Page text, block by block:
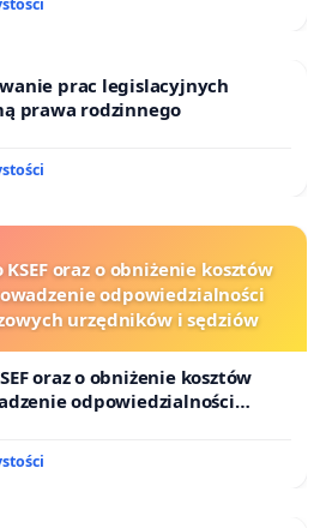
prac legislacyjnych
prawa rodzinnego
oraz o obniżenie kosztów
odpowiedzialności
urzędników i sędziów
oraz o obniżenie kosztów
odpowiedzialności
urzędników i sędziów